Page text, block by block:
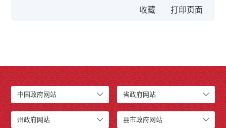
收藏
中国政府网站 省政府网站
州政府网站 县市政府网站